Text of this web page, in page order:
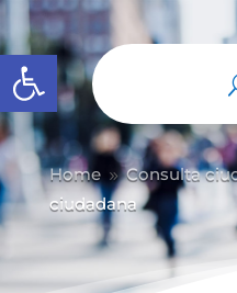
Abrir barra de
Home 9 Consulta
ciudadana